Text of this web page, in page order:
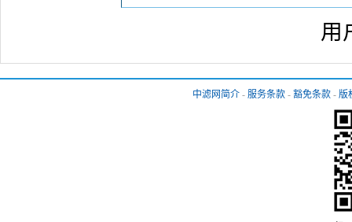
用
中滤网简介 - 服务条款 - 豁免条款 - 版